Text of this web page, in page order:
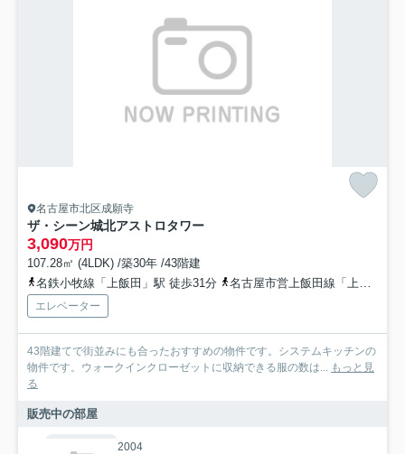
名古屋市北区成願寺
ザ・シーン城北アストロタワー
3,090万円
107.28㎡ (4LDK) /築30年 /43階建
名鉄小牧線「上飯田」駅 徒歩31分
名古屋市営上飯田線「上飯田」駅 徒歩31分
エレベーター
43階建てで街並みにも合ったおすすめの物件です。システムキッチンの
物件です。ウォークインクローゼットに収納できる服の数は...
もっと見
る
販売中の部屋
2004